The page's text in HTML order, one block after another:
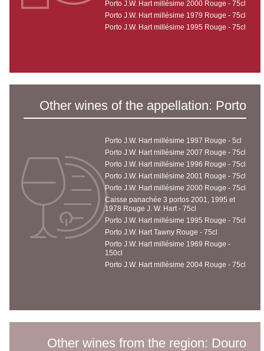
Porto J.W. Hart millésime 2000 Rouge - 75cl
Porto J.W. Hart millésime 1979 Rouge - 75cl
Porto J.W. Hart millésime 1995 Rouge - 75cl
Other wines of the appellation: Porto
Porto J.W. Hart millésime 1997 Rouge - 5cl
Porto J.W. Hart millésime 2007 Rouge - 75cl
Porto J.W. Hart millésime 1996 Rouge - 75cl
Porto J.W. Hart millésime 2001 Rouge - 75cl
Porto J.W. Hart millésime 2000 Rouge - 75cl
Caisse panachée 3 portos 2001, 1995 et
1978 Rouge J. W. Hart - 75cl
Porto J.W. Hart millésime 1995 Rouge - 75cl
Porto J.W. Hart Tawny Rouge - 75cl
Porto J.W. Hart millésime 1969 Rouge -
150cl
Porto J.W. Hart millésime 2004 Rouge - 75cl
Other wines from the region: Douro